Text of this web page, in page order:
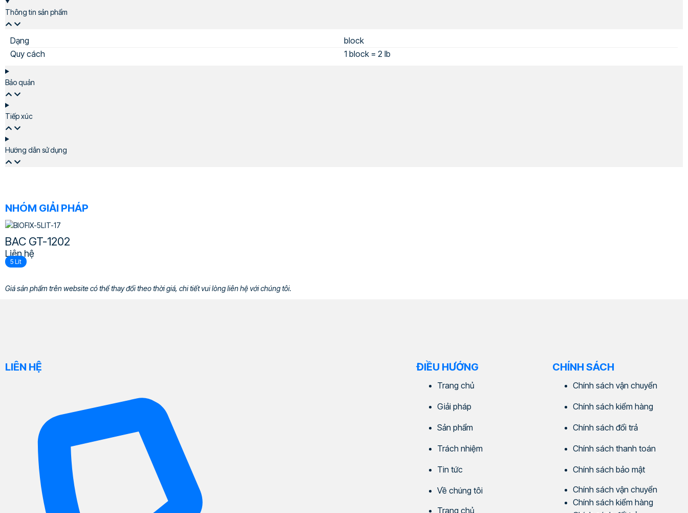
Thông tin sản phẩm
Dạng
block
Quy cách
1 block = 2 lb
Bảo quản
Tiếp xúc
Hướng dẫn sử dụng
NHÓM GIẢI PHÁP
BAC GT-1202
Liên hệ
5 Lít
Giá sản phẩm trên website có thể thay đổi theo thời giá, chi tiết vui lòng liên hệ với chúng tôi.
LIÊN HỆ ĐIỀU HƯỚNG
Trang chủ
Giải pháp
Sản phẩm
Trách nhiệm
Tin tức
Về chúng tôi
Trang chủ
CHÍNH SÁCH
Chính sách vận chuyển
Chính sách kiểm hàng
Chính sách đổi trả
Chính sách thanh toán
Chính sách bảo mật
Chính sách vận chuyển
Chính sách kiểm hàng